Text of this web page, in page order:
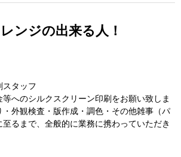
ンジの出来る人！
スタッフ
へのシルクスクリーン印刷をお願い致しま
外観検査・版作成・調色・その他雑事（パ
るまで、全般的に業務に携わっていただき